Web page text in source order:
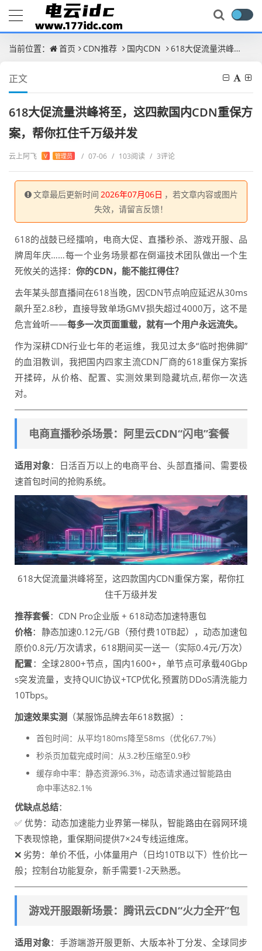
当前位置： 首页 CDN推荐 国内CDN 618大促流量洪峰将至，这四款国内CDN重保方案，帮你扛住千万级并发
正文
618大促流量洪峰将至，这四款国内CDN重保方
案，帮你扛住千万级并发
云上阿飞 V 管理员 / 07-06 / 103阅读 / 3评论
文章最后更新时间 2026年07月06日 ，若文章内容或图片
失效，请留言反馈！
618的战鼓已经擂响，电商大促、直播秒杀、游戏开服、品
牌周年庆……每一个业务场景都在倒逼技术团队做出一个生
死攸关的选择： 你的CDN，能不能扛得住？
去年某头部直播间在618当晚，因CDN节点响应延迟从30ms
飙升至2.8秒，直接导致单场GMV损失超过4000万，这不是
危言耸听——每多一次页面重载，就有一个用户永远流失。
作为深耕CDN行业七年的老运维，我见过太多“临时抱佛脚”
的血泪教训，我把国内四家主流CDN厂商的618重保方案拆
开揉碎，从价格、配置、实测效果到隐藏坑点,帮你一次选
对。
电商直播秒杀场景：阿里云CDN“闪电”套餐
适用对象：日活百万以上的电商平台、头部直播间、需要极
速首包时间的抢购系统。
618大促流量洪峰将至，这四款国内CDN重保方案，帮你扛
住千万级并发
推荐套餐：CDN Pro企业版 + 618动态加速特惠包
价格：静态加速0.12元/GB（预付费10TB起），动态加速包
原价0.8元/万次请求，618期间买一送一（实际0.4元/万次）
配置：全球2800+节点，国内1600+，单节点可承载40Gbp
s突发流量，支持QUIC协议+TCP优化,预置防DDoS清洗能力
10Tbps。
加速效果实测 （某服饰品牌去年618数据）：
首包时间：从平均180ms降至58ms（优化67.7%）
秒杀页加载完成时间：从3.2秒压缩至0.9秒
缓存命中率：静态资源96.3%，动态请求通过智能路由
命中率达82.1%
优缺点总结：
✅ 优势：动态加速能力业界第一梯队，智能路由在弱网环境
下表现惊艳，重保期间提供7×24专线运维席。
❌ 劣势：单价不低，小体量用户（日均10TB以下）性价比一
般；控制台功能复杂，新手需要1-2天熟悉。
游戏开服跟新场景：腾讯云CDN“火力全开”包
适用对象：手游端游开服更新、大版本补丁分发、全球同步